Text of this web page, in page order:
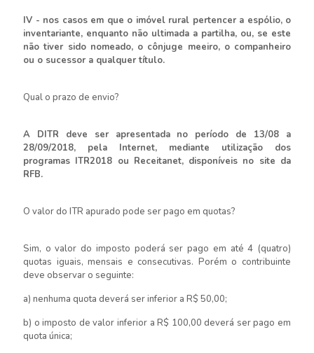
IV - nos casos em que o imóvel rural pertencer a espólio, o
inventariante, enquanto não ultimada a partilha, ou, se este
não tiver sido nomeado, o cônjuge meeiro, o companheiro
ou o sucessor a qualquer título.
Qual o prazo de envio?
A DITR deve ser apresentada no período de 13/08 a
28/09/2018, pela Internet, mediante utilização dos
programas ITR2018 ou Receitanet, disponíveis no site da
RFB.
O valor do ITR apurado pode ser pago em quotas?
Sim, o valor do imposto poderá ser pago em até 4 (quatro)
quotas iguais, mensais e consecutivas. Porém o contribuinte
deve observar o seguinte:
a) nenhuma quota deverá ser inferior a R$ 50,00;
b) o imposto de valor inferior a R$ 100,00 deverá ser pago em
quota única;